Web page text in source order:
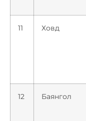
11 Ховд
12 Баянгол